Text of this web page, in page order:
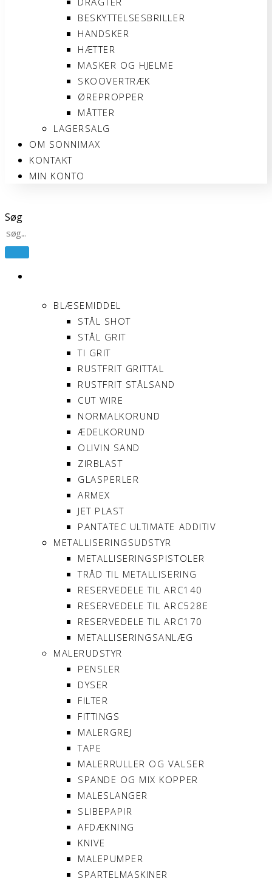
BESKYTTELSESBRILLER
HANDSKER
HÆTTER
MASKER OG HJELME
SKOOVERTRÆK
ØREPROPPER
MÅTTER
LAGERSALG
OM SONNIMAX
KONTAKT
MIN KONTO
Søg
BLÆSEMIDDEL
STÅL SHOT
STÅL GRIT
TI GRIT
RUSTFRIT GRITTAL
RUSTFRIT STÅLSAND
CUT WIRE
NORMALKORUND
ÆDELKORUND
OLIVIN SAND
ZIRBLAST
GLASPERLER
ARMEX
JET PLAST
PANTATEC ULTIMATE ADDITIV
METALLISERINGSUDSTYR
METALLISERINGSPISTOLER
TRÅD TIL METALLISERING
RESERVEDELE TIL ARC140
RESERVEDELE TIL ARC528E
RESERVEDELE TIL ARC170
METALLISERINGSANLÆG
MALERUDSTYR
PENSLER
DYSER
FILTER
FITTINGS
MALERGREJ
TAPE
MALERRULLER OG VALSER
SPANDE OG MIX KOPPER
MALESLANGER
SLIBEPAPIR
AFDÆKNING
KNIVE
MALEPUMPER
SPARTELMASKINER